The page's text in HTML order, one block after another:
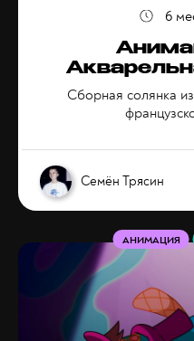
Сборная солянка
Семён Трясин
6
АНИМАЦИЯ